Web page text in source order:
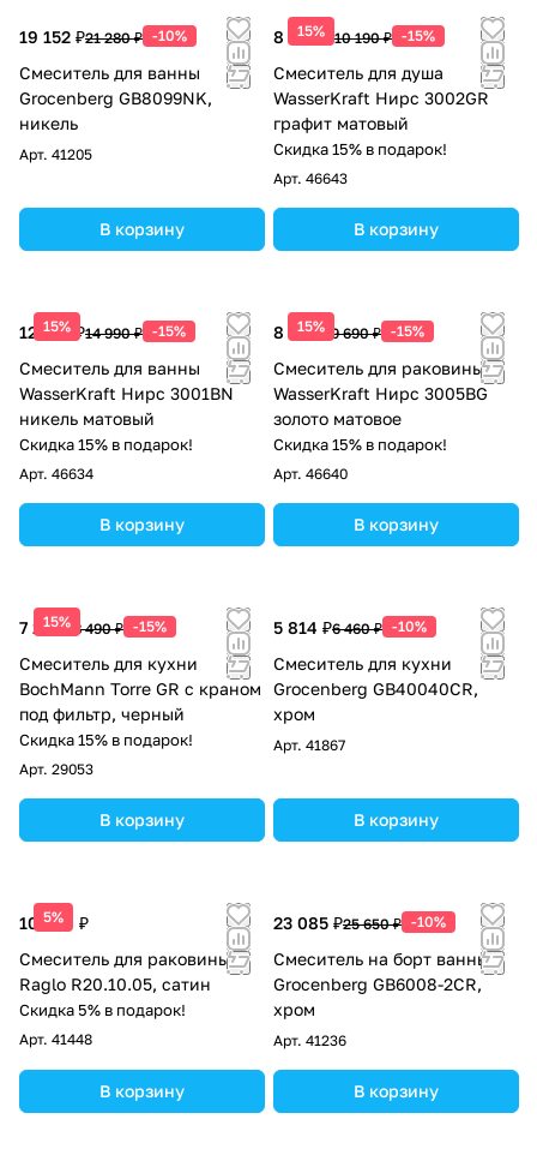
19 152 ₽21 280 ₽ -10%
Смеситель для ванны
Grocenberg GB8099NK,
никель
Арт. 41205
В корзину
15%
8 662 ₽ 10 190 ₽ -15%
Смеситель для душа
WasserKraft Нирс 3002GR
графит матовый
Скидка 15% в подарок!
Арт. 46643
В корзину
15%
12 742 ₽14 990 ₽ -15%
Смеситель для ванны
WasserKraft Нирс 3001BN
никель матовый
Скидка 15% в подарок!
Арт. 46634
В корзину
15%
8 237 ₽ 9 690 ₽ -15%
Смеситель для раковины
WasserKraft Нирс 3005BG
золото матовое
Скидка 15% в подарок!
Арт. 46640
В корзину
15%
7 217 ₽ 8 490 ₽ -15%
Смеситель для кухни
BochMann Torre GR с краном
под фильтр, черный
Скидка 15% в подарок!
Арт. 29053
В корзину
5 814 ₽6 460 ₽ -10%
Смеситель для кухни
Grocenberg GB40040CR,
хром
Арт. 41867
В корзину
5%
10 024 ₽
Смеситель для раковины
Raglo R20.10.05, сатин
Скидка 5% в подарок!
Арт. 41448
В корзину
23 085 ₽25 650 ₽ -10%
Смеситель на борт ванны
Groсenberg GB6008-2CR,
хром
Арт. 41236
В корзину